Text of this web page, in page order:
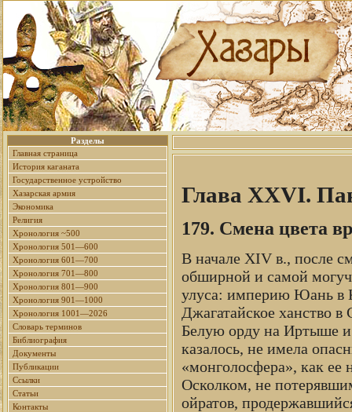
Разделы
Главная страница
История каганата
Государственное устройство
Хазарская армия
Экономика
Религия
Хронология ~500
Хронология 501—600
Хронология 601—700
Хронология 701—800
Хронология 801—900
Хронология 901—1000
Хронология 1001—2026
Словарь терминов
Библиография
Документы
Публикации
Ссылки
Статьи
Контакты
Глава XXVI.
179. Смена цвета
В начале XIV в., после
обширной и самой
улуса: империю Юань в
Джагатайское ханство
Белую орду на Иртыше
казалось, не имела
«монголосфера», как ее
Осколком, не
ойратов,